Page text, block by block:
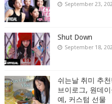
September 23,
Shut Down
September 18,
쉬는날 취미 추
브이로그, 원데
예, 커스텀 선물